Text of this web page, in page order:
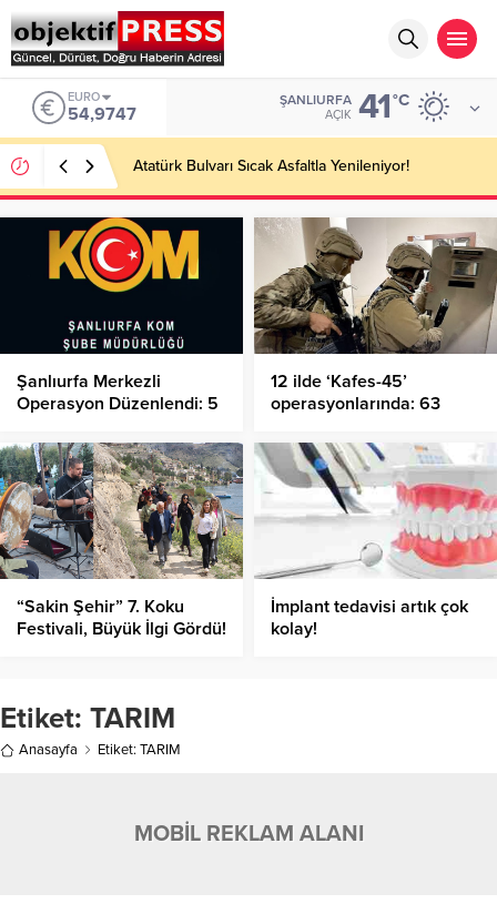
EURO
54,9747
ŞANLIURFA
AÇIK 41°C
Atatürk Bulvarı Sıcak Asfaltla Yenileniyor!
Şanlıurfa Merkezli
Operasyon Düzenlendi: 5
12 ilde ‘Kafes-45’
operasyonlarında: 63
“Sakin Şehir” 7. Koku
Festivali, Büyük İlgi Gördü!
İmplant tedavisi artık çok
kolay!
Etiket: TARIM
Anasayfa Etiket: TARIM
MOBİL REKLAM ALANI